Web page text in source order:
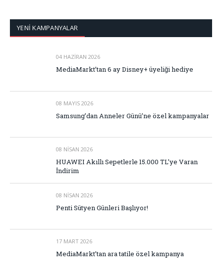
YENİ KAMPANYALAR
04 HAZIRAN 2026
MediaMarkt’tan 6 ay Disney+ üyeliği hediye
08 MAYIS 2026
Samsung’dan Anneler Günü’ne özel kampanyalar
08 NISAN 2026
HUAWEI Akıllı Sepetlerle 15.000 TL’ye Varan
İndirim
08 NISAN 2026
Penti Sütyen Günleri Başlıyor!
17 MART 2026
MediaMarkt’tan ara tatile özel kampanya